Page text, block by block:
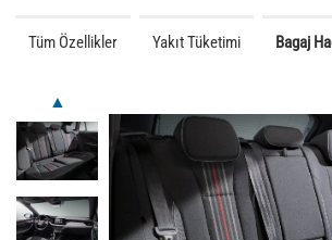
Tüm Özellikler Yakıt Tüketimi Bagaj
▲